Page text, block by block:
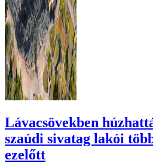
Lávacsövekben
szaúdi sivatag lakói
ezelőtt